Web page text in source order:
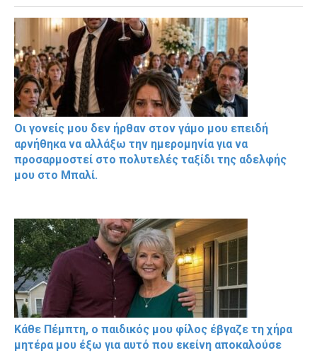
Οι γονείς μου δεν ήρθαν στον γάμο μου επειδή
αρνήθηκα να αλλάξω την ημερομηνία για να
προσαρμοστεί στο πολυτελές ταξίδι της αδελφής
μου στο Μπαλί.
Κάθε Πέμπτη, ο παιδικός μου φίλος έβγαζε τη χήρα
μητέρα μου έξω για αυτό που εκείνη αποκαλούσε